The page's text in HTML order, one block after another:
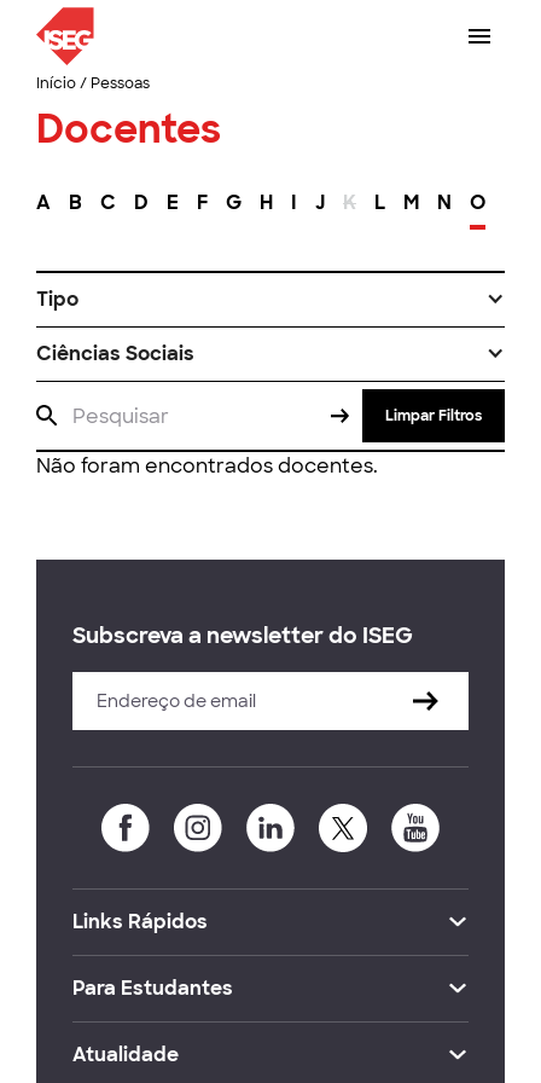
Início/ Pessoas
Docentes
A B C D E F G H I J K L M N O
Tipo
Ciências Sociais
Limpar Filtros
Não foram encontrados docentes.
Subscreva a newsletter do ISEG
Links Rápidos
Para Estudantes
Atualidade